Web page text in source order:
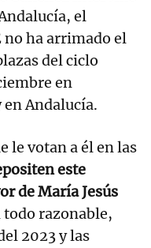
el
no ha arrimado el
del ciclo
en
Andalucía.
le votan a él en las
este
de María Jesús
razonable,
2023 y las